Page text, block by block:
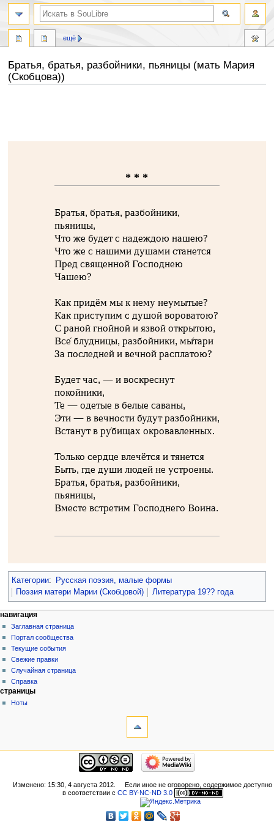
Братья, братья, разбойники, пьяницы (мать Мария
(Скобцова))
* * *
Братья, братья, разбойники,
пьяницы,
Что же будет с надеждою нашею?
Что же с нашими душами станется
Пред священной Господнею
Чашею?
Как придём мы к нему неумытые?
Как приступим с душой вороватою?
С раной гнойной и язвой открытою,
Все́ блудницы, разбойники, мы́тари
За последней и вечной расплатою?
Будет час, — и воскреснут
покойники,
Те — одетые в белые саваны,
Эти — в вечности будут разбойники,
Встанут в ру́бищах окровавленных.
Только сердце влечётся и тянется
Быть, где души людей не устроены.
Братья, братья, разбойники,
пьяницы,
Вместе встретим Господнего Воина.
Категории:
Русская поэзия, малые формы
Поэзия матери Марии (Скобцовой)
Литература 19?? года
ещё
навигация
Заглавная страница
Портал сообщества
Текущие события
Свежие правки
Случайная страница
Справка
страницы
Ноты
Изменено: 15:30, 4 августа 2012.
Если иное не оговорено, содержимое доступно
в соответствии с CC BY-NC-ND 3.0